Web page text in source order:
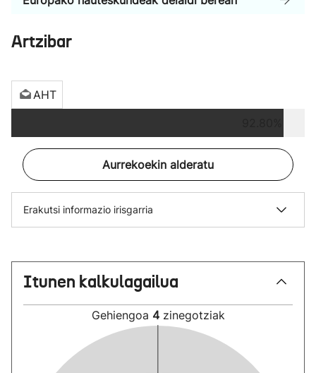
Artzibar
AHT
Aurrekoekin alderatu
Erakutsi informazio irisgarria
Itunen kalkulagailua
Gehiengoa 4 zinegotziak